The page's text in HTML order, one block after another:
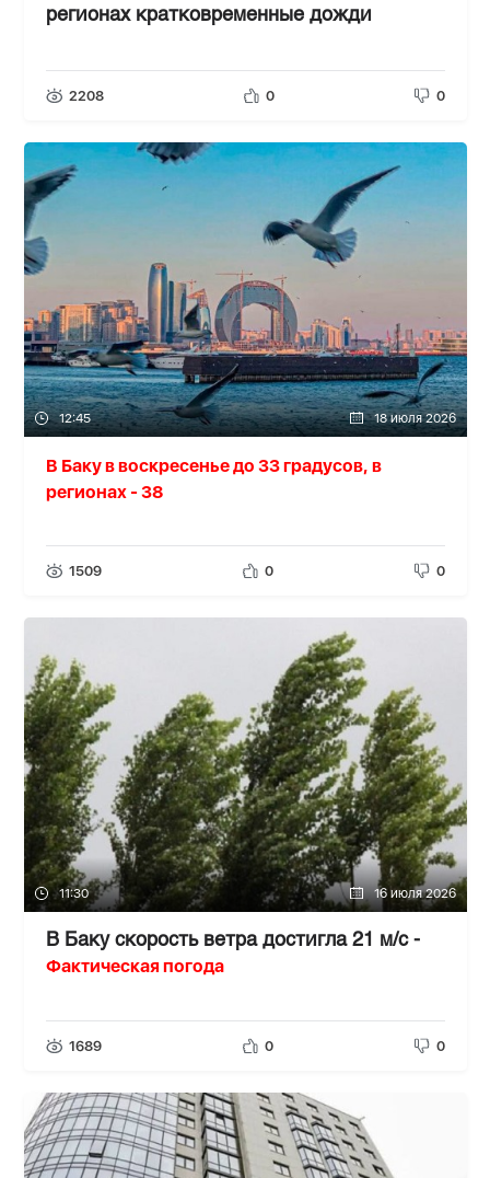
регионах кратковременные дожди
2208 0 0
12:45 18 июля 2026
В Баку в воскресенье до 33 градусов, в
регионах - 38
1509 0 0
11:30 16 июля 2026
В Баку скорость ветра достигла 21 м/с -
Фактическая погода
1689 0 0